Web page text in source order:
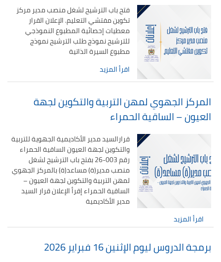
فتح باب الترشيح لشغل منصب مدير مركز
تكوين مفتشي التعليم. الإعلان القرار
معطيات إحصائية المطبوع النموذجي
للترشيح نموذج طلب الترشيح نموذج
مطبوع السيرة الذاتية
اقرأ المزيد
المركز الجهوي لمهن التربية والتكوين لجهة
العيون – الساقية الحمراء
قرارالسيد مدير الأكاديمية الجهوية للتربية
والتكوين لجهة العيون الساقية الحمراء
رقم 003-26 بفتح باب الترشيح لشغل
منصب مدير(ة) مساعد(ة) بالمركز الجهوي
لمهن التربية والتكوين لجهة العيون –
الساقية الحمراء إقرأ الإعلان قرار السيد
مدير الأكاديمية
اقرأ المزيد
برمجة الدروس ليوم الإثنين 16 فبراير 2026